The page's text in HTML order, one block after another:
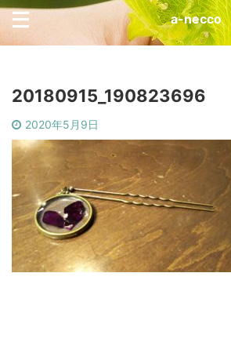
a-necco
20180915_190823696
2020年5月9日